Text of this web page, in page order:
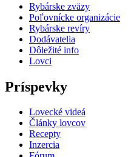
Rybárske zväzy
Poľovnícke organizácie
Rybárske revíry
Dodávatelia
Dôležité info
Lovci
Príspevky
Lovecké videá
Články lovcov
Recepty
Inzercia